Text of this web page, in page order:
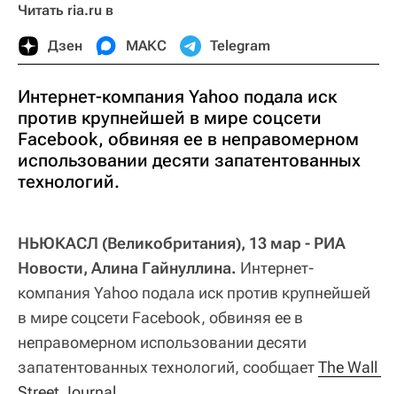
Читать ria.ru в
Дзен МАКС Telegram
Интернет-компания Yahoo подала иск
против крупнейшей в мире соцсети
Facebook, обвиняя ее в неправомерном
использовании десяти запатентованных
технологий.
НЬЮКАСЛ (Великобритания), 13 мар - РИА
Новости, Алина Гайнуллина. Интернет-
компания Yahoo подала иск против крупнейшей
в мире соцсети Facebook, обвиняя ее в
неправомерном использовании десяти
запатентованных технологий, сообщаетThe Wall